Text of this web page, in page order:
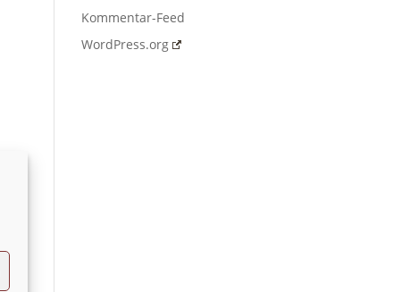
Kommentar-Feed
WordPress.org